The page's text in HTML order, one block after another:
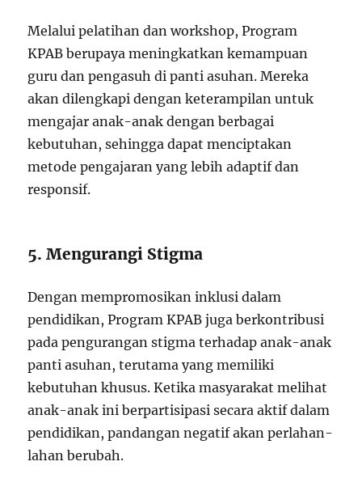
Melalui pelatihan dan workshop, Program
KPAB berupaya meningkatkan kemampuan
guru dan pengasuh di panti asuhan. Mereka
akan dilengkapi dengan keterampilan untuk
mengajar anak-anak dengan berbagai
kebutuhan, sehingga dapat menciptakan
metode pengajaran yang lebih adaptif dan
responsif.
5. Mengurangi Stigma
Dengan mempromosikan inklusi dalam
pendidikan, Program KPAB juga berkontribusi
pada pengurangan stigma terhadap anak-anak
panti asuhan, terutama yang memiliki
kebutuhan khusus. Ketika masyarakat melihat
anak-anak ini berpartisipasi secara aktif dalam
pendidikan, pandangan negatif akan perlahan-
lahan berubah.